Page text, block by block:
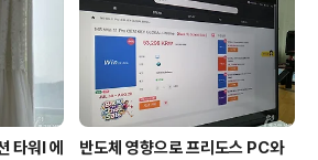
행 중인 램 부족 사태로 인
가능성이 높습니다. 그렇다
타워I 에
반도체 영향으로 프리도스 PC와